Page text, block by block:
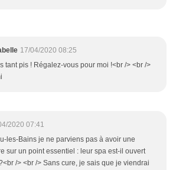
17/04/2020 08:25
tant pis ! Régalez-vous pour moi !<br /> <br />
2020 07:41
les-Bains je ne parviens pas à avoir une
sur un point essentiel : leur spa est-il ouvert
/> <br /> Sans cure, je sais que je viendrai